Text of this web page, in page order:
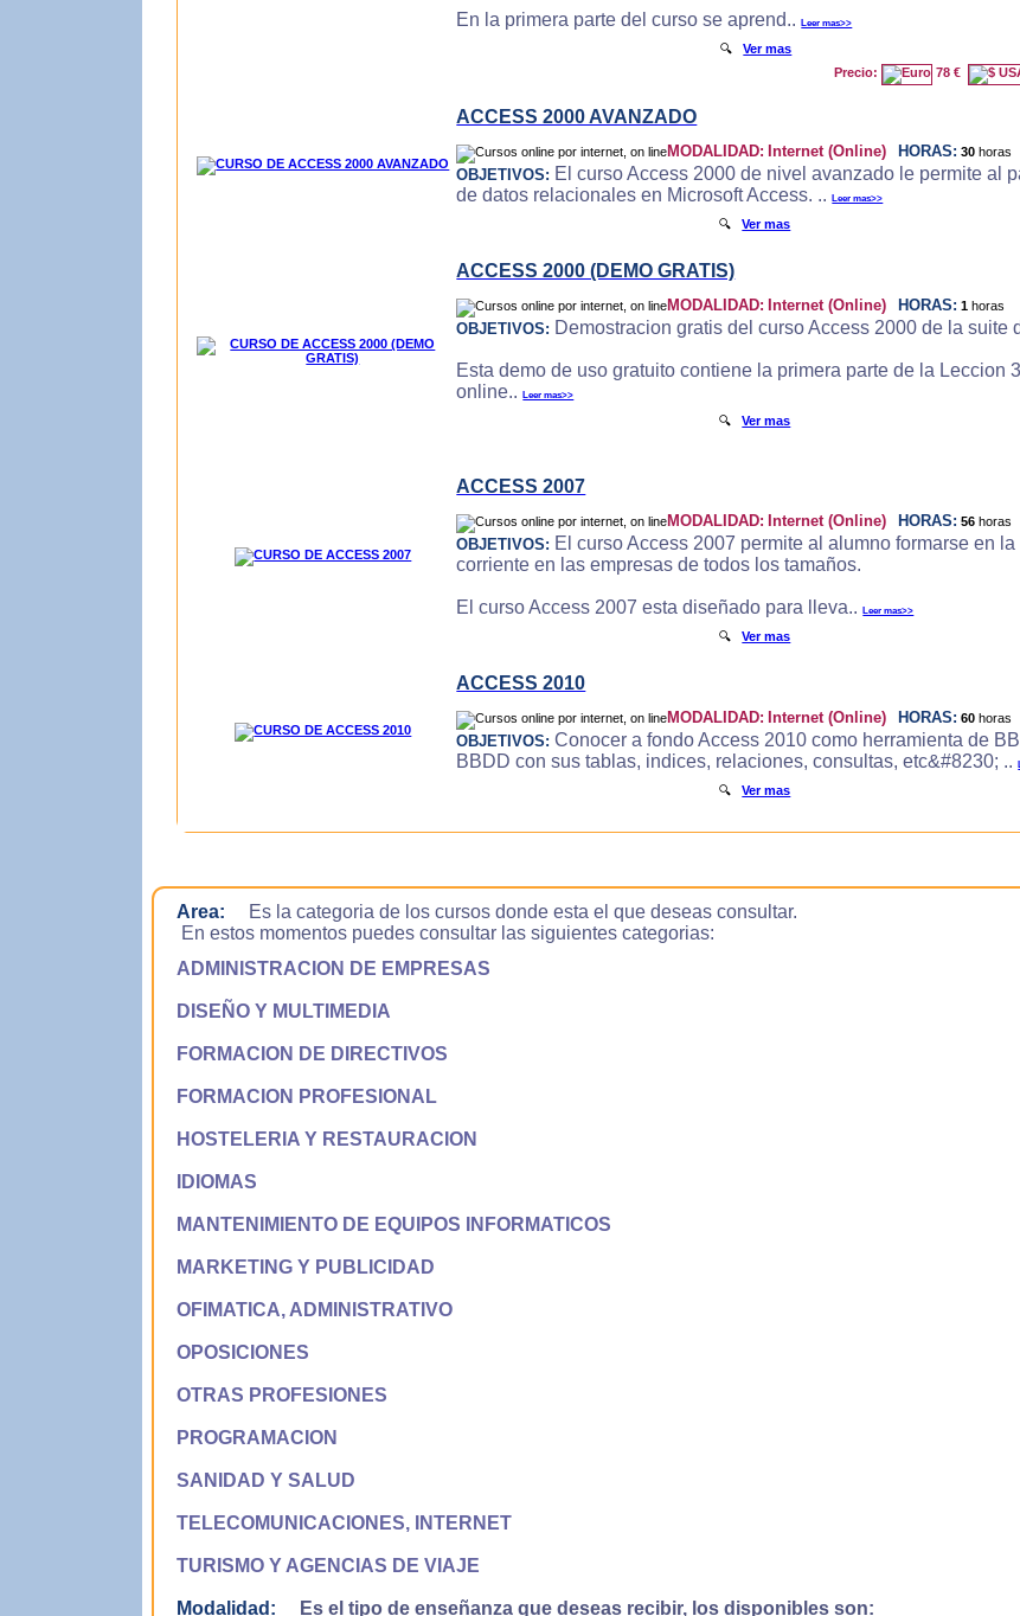
En la primera parte del curso se aprend..Leer mas>>
🔍Ver mas
Precio:
78 €
ACCESS 2000 AVANZADO
MODALIDAD: Internet (Online) HORAS: 30 horas
OBJETIVOS: El curso Access 2000 de nivel avanzado le permite al
de datos relacionales en Microsoft Access. ..Leer mas>>
🔍Ver mas
ACCESS 2000 (DEMO GRATIS)
MODALIDAD: Internet (Online) HORAS: 1 horas
OBJETIVOS: Demostracion gratis del curso Access 2000 de la suite
Esta demo de uso gratuito contiene la primera parte de la
online..Leer mas>>
🔍Ver mas
ACCESS 2007
MODALIDAD: Internet (Online) HORAS: 56 horas
OBJETIVOS: El curso Access 2007 permite al alumno formarse en
corriente en las empresas de todos los tamaños.
El curso Access 2007 esta diseñado para lleva..Leer mas>>
🔍Ver mas
ACCESS 2010
MODALIDAD: Internet (Online) HORAS: 60 horas
OBJETIVOS: Conocer a fondo Access 2010 como herramienta de
BBDD con sus tablas, indices, relaciones, consultas, etc&#8230; ..
🔍Ver mas
Area:
Es la categoria de los cursos donde esta el que deseas consultar.
En estos momentos puedes consultar las siguientes categorias:
ADMINISTRACION DE EMPRESAS
DISEÑO Y MULTIMEDIA
FORMACION DE DIRECTIVOS
FORMACION PROFESIONAL
HOSTELERIA Y RESTAURACION
IDIOMAS
MANTENIMIENTO DE EQUIPOS INFORMATICOS
MARKETING Y PUBLICIDAD
OFIMATICA, ADMINISTRATIVO
OPOSICIONES
OTRAS PROFESIONES
PROGRAMACION
SANIDAD Y SALUD
TELECOMUNICACIONES, INTERNET
TURISMO Y AGENCIAS DE VIAJE
Modalidad: Es el tipo de enseñanza que deseas recibir, los disponibles son: